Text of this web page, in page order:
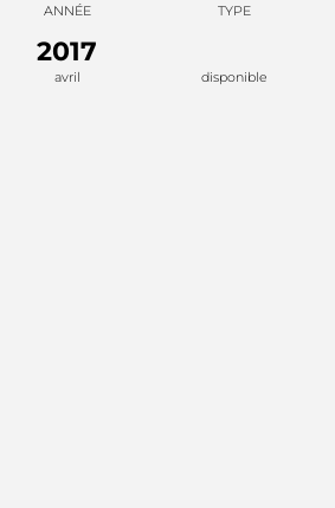
ANNÉE
2017
avril
TYPE
disponible